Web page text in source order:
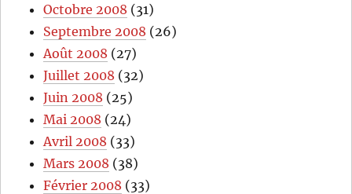
Octobre 2008 (31)
Septembre 2008 (26)
Août 2008 (27)
Juillet 2008 (32)
Juin 2008 (25)
Mai 2008 (24)
Avril 2008 (33)
Mars 2008 (38)
Février 2008 (33)